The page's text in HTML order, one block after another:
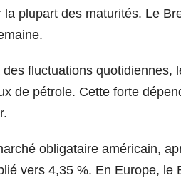
la plupart des maturités. Le
des fluctuations quotidiennes,
de pétrole. Cette forte
obligataire américain,
vers 4,35 %. En Europe,